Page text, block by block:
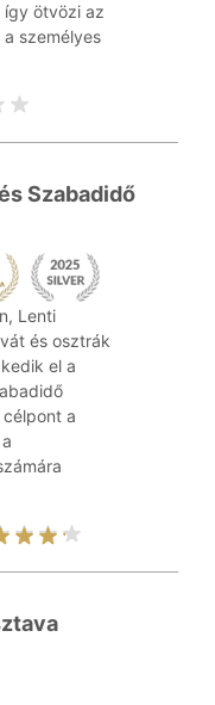
így ötvözi az
személyes
Szabadidő
Lenti
és osztrák
el a
a